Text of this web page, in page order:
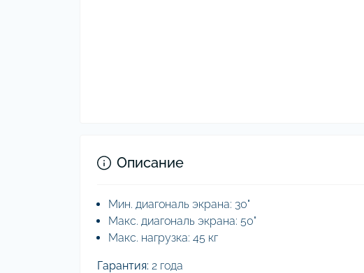
Описание
Мин. диагональ экрана: 30"
Макс. диагональ экрана: 50"
Макс. нагрузка: 45 кг
Гарантия: 2 года